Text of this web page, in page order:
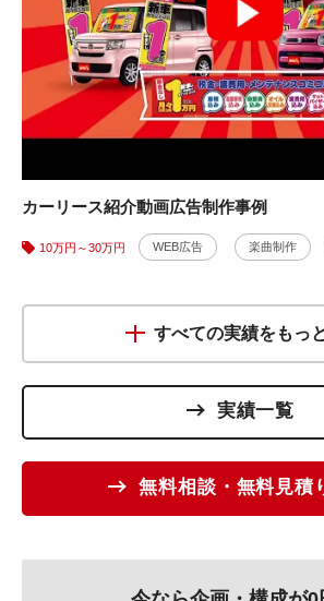
カーリース紹介動画広告制作事例
10万円～30万円 WEB広告 楽曲制作
すべての実績をもっ
人材サービス紹介動画広告事例
10万円～30万円 WEB広告 YouTube広告
動画の制作背景をみ
10万円～30万円の実績を
実績一覧
無料相談・無料見積